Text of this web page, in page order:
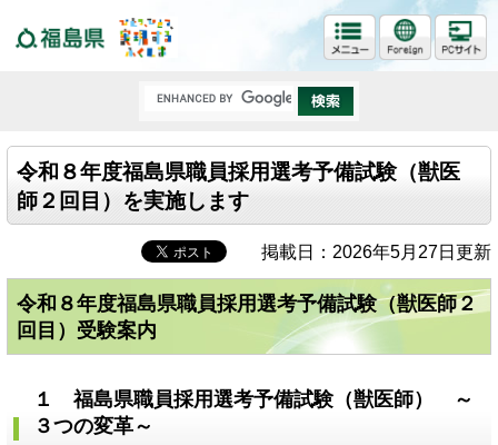
令和８年度福島県職員採用選考予備試験（獣医
師２回目）を実施します
掲載日：2026年5月27日更新
令和８年度福島県職員採用選考予備試験（獣医師２
回目）受験案内
１ 福島県職員採用選考予備試験（獣医師） ～
３つの変革～